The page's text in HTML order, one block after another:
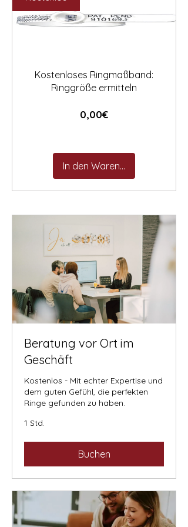
Kostenloses Ringmaßband:
Ringgröße ermitteln
0,00€Preis
In den Warenkorb
Beratung vor Ort im
Geschäft
Kostenlos - Mit echter Expertise und
dem guten Gefühl, die perfekten
Ringe gefunden zu haben.
1 Std.
Buchen